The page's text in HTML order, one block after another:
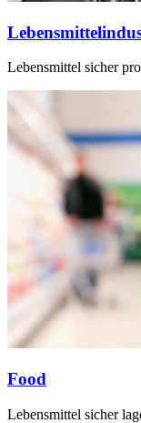
Lebensmittel sicher
Food
Lebensmittel sicher